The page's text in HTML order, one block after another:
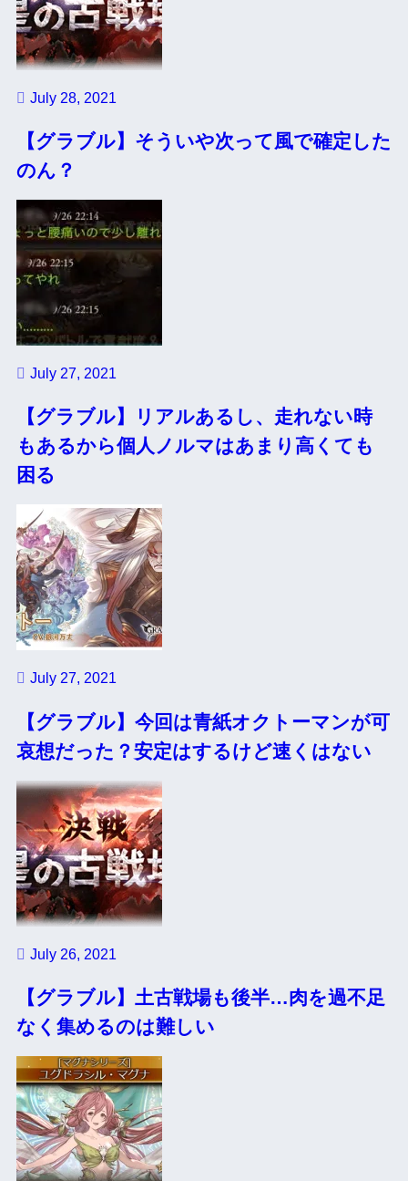
July 28, 2021
【グラブル】そういや次って風で確定した
のん？
July 27, 2021
【グラブル】リアルあるし、走れない時
もあるから個人ノルマはあまり高くても
困る
July 27, 2021
【グラブル】今回は青紙オクトーマンが可
哀想だった？安定はするけど速くはない
July 26, 2021
【グラブル】土古戦場も後半…肉を過不足
なく集めるのは難しい